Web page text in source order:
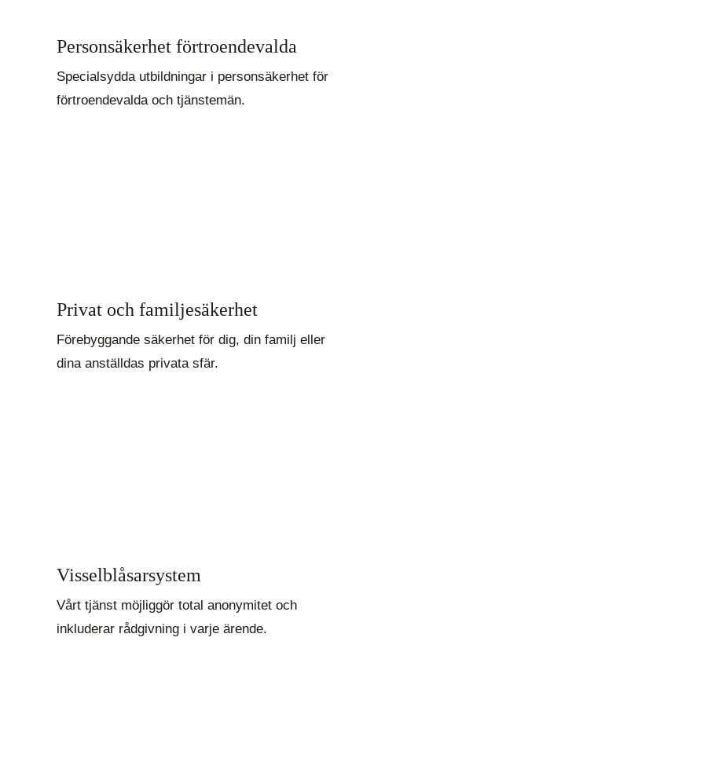
Personsäkerhet förtroendevalda
Specialsydda utbildningar i personsäkerhet för
förtroendevalda och tjänstemän.
Privat och familjesäkerhet
Förebyggande säkerhet för dig, din familj eller
dina anställdas privata sfär.
Visselblåsarsystem
Vårt tjänst möjliggör total anonymitet och
inkluderar rådgivning i varje ärende.